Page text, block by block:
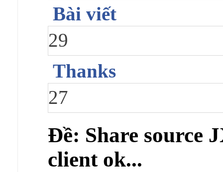
Bài viết
29
Thanks
27
Ðề: Share source
client ok...